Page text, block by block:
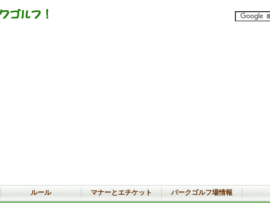
ルール マナーとエチケット パークゴルフ場情報